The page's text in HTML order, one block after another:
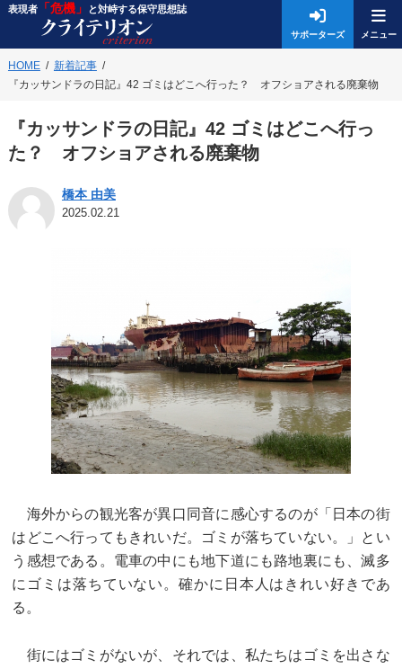
表現者「危機」 と対峙する保守思想誌
サポーターズ
HOME
新着記事
『カッサンドラの日記』42 ゴミはどこへ行った？ オフショアされる廃棄物
『カッサンドラの日記』42 ゴミはどこへ行っ
た？ オフショアされる廃棄物
橋本 由美
2025.02.21
海外からの観光客が異口同音に感心するのが「日本の街
はどこへ行ってもきれいだ。ゴミが落ちていない。」とい
う感想である。電車の中にも地下道にも路地裏にも、滅多
にゴミは落ちていない。確かに日本人はきれい好きであ
る。
街にはゴミがないが、それでは、私たちはゴミを出さな